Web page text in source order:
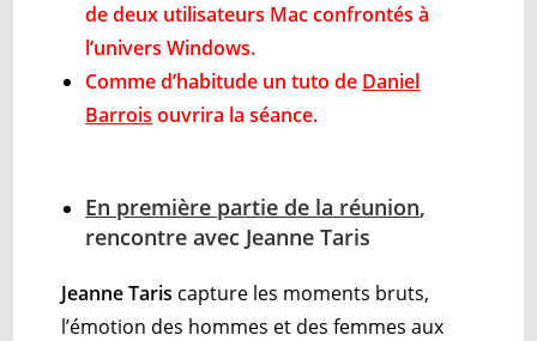
de deux utilisateurs Macconfrontés à
l’univers Windows.
Comme d’habitude un tuto de Daniel
Barrois ouvrira la séance.
En première partie de la réunion,
rencontre avec Jeanne Taris
Jeanne Taris capture les moments bruts,
l’émotion des hommes et des femmes aux